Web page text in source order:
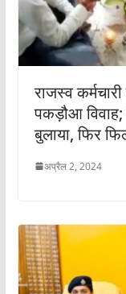
राजस्व
पकड़ौआ
बुलाया, फिर
अप्रैल 2, 2024